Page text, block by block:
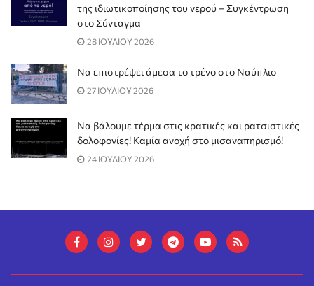
της ιδιωτικοποίησης του νερού – Συγκέντρωση
στο Σύνταγμα
28 ΙΟΥΛΙΟΥ 2026
Να επιστρέψει άμεσα το τρένο στο Ναύπλιο
27 ΙΟΥΛΙΟΥ 2026
Να βάλουμε τέρμα στις κρατικές και ρατσιστικές
δολοφονίες! Καμία ανοχή στο μισαναπηρισμό!
24 ΙΟΥΛΙΟΥ 2026